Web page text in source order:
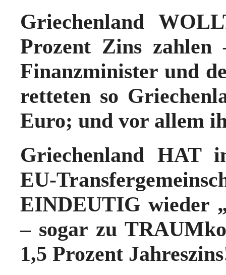
Griechenland
Prozent Zins
Finanzminister und
retteten so
Euro; und vor allem
Griechenland HAT
EU-
EINDEUTIG wieder
– sogar zu
1,5 Prozent